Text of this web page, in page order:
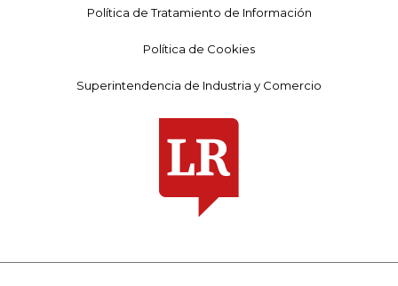
Política de Tratamiento de Información
Política de Cookies
Superintendencia de Industria y Comercio